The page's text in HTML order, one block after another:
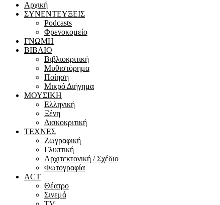
Αρχική
ΣΥΝΕΝΤΕΥΞΕΙΣ
Podcasts
Φρενοκομείο
ΓΝΩΜΗ
ΒΙΒΛΙΟ
Βιβλιοκριτική
Μυθιστόρημα
Ποίηση
Μικρό Διήγημα
ΜΟΥΣΙΚΗ
Ελληνική
Ξένη
Δισκοκριτική
ΤΕΧΝΕΣ
Ζωγραφική
Γλυπτική
Αρχιτεκτονική / Σχέδιο
Φωτογραφία
ACT
Θέατρο
Σινεμά